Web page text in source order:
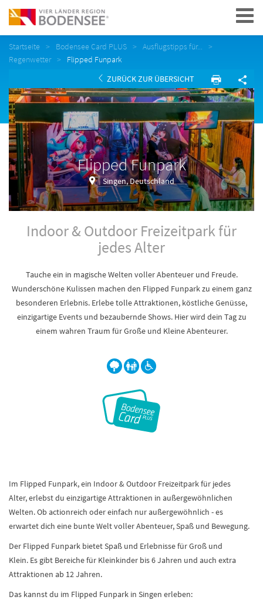
Navigation
Startseite Bodensee Card PLUS
Ausflugstipps für...
Regenwetter
Flipped Funpark
ZURÜCK ZUR ÜBERSICHT
Flipped Funpark
Singen, Deutschland
Indoor & Outdoor Freizeitpark für
jedes Alter
Tauche ein in magische Welten voller Abenteuer und Freude.
Wunderschöne Kulissen machen den Flipped Funpark zu einem ganz
besonderen Erlebnis. Erlebe tolle Attraktionen, köstliche Genüsse,
einzigartige Events und bezaubernde Shows. Hier wird dein Tag zu
einem wahren Traum für Große und Kleine Abenteurer.
Im Flipped Funpark, ein Indoor & Outdoor Freizeitpark für jedes
Alter, erlebst du einzigartige Attraktionen in außergewöhnlichen
Welten. Ob actionreich oder einfach nur außergewöhnlich - es
erwartet dich eine bunte Welt voller Abenteuer, Spaß und Bewegung.
Der Flipped Funpark bietet Spaß und Erlebnisse für Groß und
Klein. Es gibt Bereiche für Kleinkinder bis 6 Jahren und auch extra
Attraktionen ab 12 Jahren.
Das kannst du im Flipped Funpark in Singen erleben: